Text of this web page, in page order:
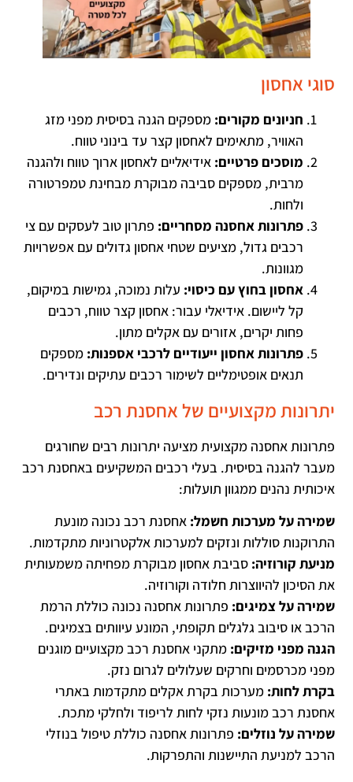
סוגי אחסון
חניונים מקורים: מספקים הגנה בסיסית מפני מזג
האוויר, מתאימים לאחסון קצר עד בינוני טווח.
מוסכים פרטיים: אידיאליים לאחסון ארוך טווח ולהגנה
מרבית, מספקים סביבה מבוקרת מבחינת טמפרטורה
ולחות.
פתרונות אחסנה מסחריים: פתרון טוב לעסקים עם צי
רכבים גדול, מציעים שטחי אחסון גדולים עם אפשרויות
מגוונות.
אחסון בחוץ עם כיסוי: עלות נמוכה, גמישות במיקום,
קל ליישום. אידיאלי עבור: אחסון קצר טווח, רכבים
פחות יקרים, אזורים עם אקלים מתון.
פתרונות אחסון ייעודיים לרכבי אספנות: מספקים
תנאים אופטימליים לשימור רכבים עתיקים ונדירים.
יתרונות מקצועיים של אחסנת רכב
פתרונות אחסנה מקצועית מציעה יתרונות רבים שחורגים
מעבר להגנה בסיסית. בעלי רכבים המשקיעים באחסנת רכב
איכותית נהנים ממגוון תועלות:
שמירה על מערכות חשמל: אחסנת רכב נכונה מונעת
התרוקנות סוללות ונזקים למערכות אלקטרוניות מתקדמות.
מניעת קורוזיה: סביבת אחסון מבוקרת מפחיתה משמעותית
את הסיכון להיווצרות חלודה וקורוזיה.
שמירה על צמיגים: פתרונות אחסנה נכונה כוללת הרמת
הרכב או סיבוב גלגלים תקופתי, המונע עיוותים בצמיגים.
הגנה מפני מזיקים: מתקני אחסנת רכב מקצועיים מוגנים
מפני מכרסמים וחרקים שעלולים לגרום נזק.
בקרת לחות: מערכות בקרת אקלים מתקדמות באתרי
אחסנת רכב מונעות נזקי לחות לריפוד ולחלקי מתכת.
שמירה על נוזלים: פתרונות אחסנה כוללת טיפול בנוזלי
הרכב למניעת התיישנות והתפרקות.